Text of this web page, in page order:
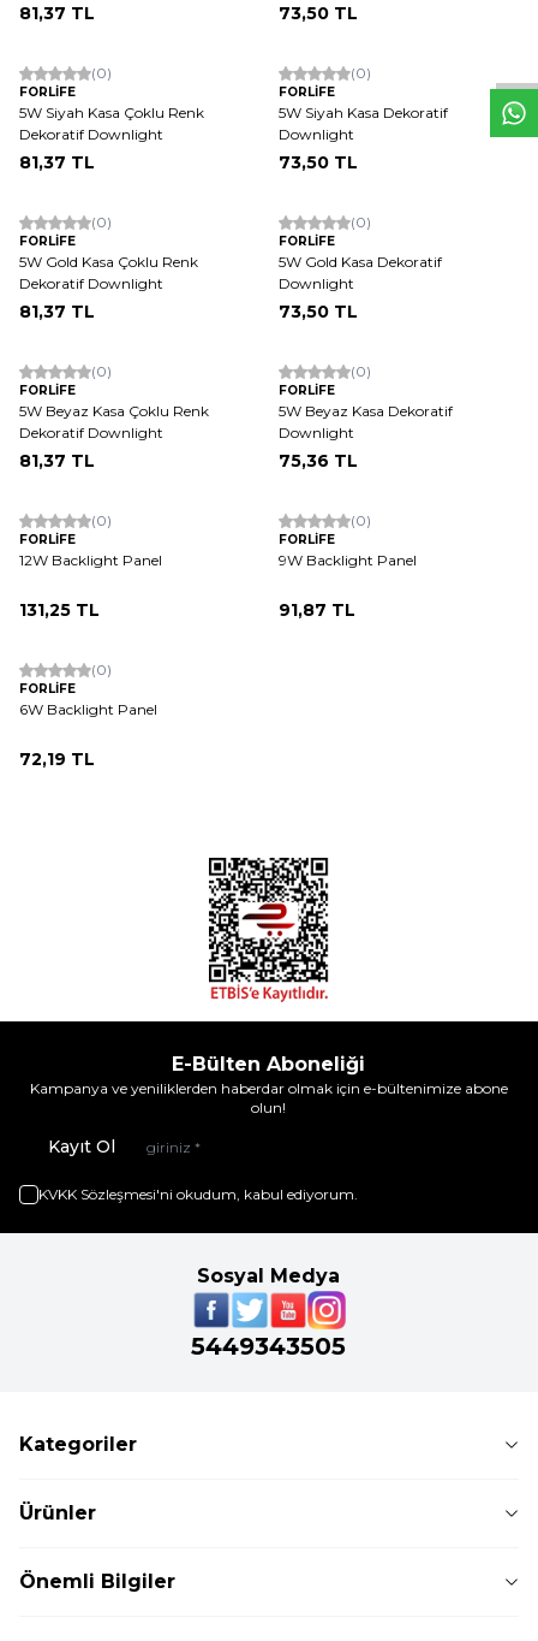
81,37 TL 73,50 TL
(0)
FORLİFE
5W Siyah Kasa Çoklu Renk
Dekoratif Downlight
81,37 TL
(0)
FORLİFE
5W Siyah Kasa Dekoratif
Downlight
73,50 TL
(0)
FORLİFE
5W Gold Kasa Çoklu Renk
Dekoratif Downlight
81,37 TL
(0)
FORLİFE
5W Gold Kasa Dekoratif
Downlight
73,50 TL
(0)
FORLİFE
5W Beyaz Kasa Çoklu Renk
Dekoratif Downlight
81,37 TL
(0)
FORLİFE
5W Beyaz Kasa Dekoratif
Downlight
75,36 TL
(0)
FORLİFE
12W Backlight Panel
131,25 TL
(0)
FORLİFE
9W Backlight Panel
91,87 TL
(0)
FORLİFE
6W Backlight Panel
72,19 TL
E-Bülten Aboneliği
Kampanya ve yeniliklerden haberdar olmak için e-bültenimize abone
olun!
Kayıt Ol
KVKK Sözleşmesi'ni okudum, kabul ediyorum.
Sosyal Medya
5449343505
Kategoriler
Ürünler
Önemli Bilgiler